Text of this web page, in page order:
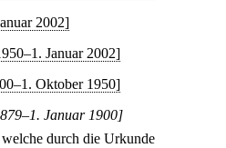
2002]
Januar 2002]
Oktober 1950]
Januar 1900]
durch die Urkunde